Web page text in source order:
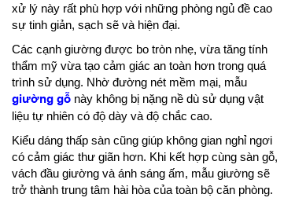
xử lý này rất phù hợp với những phòng ngủ đề cao
sự tinh giản, sạch sẽ và hiện đại.
Các cạnh giường được bo tròn nhẹ, vừa tăng tính
thẩm mỹ vừa tạo cảm giác an toàn hơn trong quá
trình sử dụng. Nhờ đường nét mềm mại, mẫu
giường gỗ này không bị nặng nề dù sử dụng vật
liệu tự nhiên có độ dày và độ chắc cao.
Kiểu dáng thấp sàn cũng giúp không gian nghỉ ngơi
có cảm giác thư giãn hơn. Khi kết hợp cùng sàn gỗ,
vách đầu giường và ánh sáng ấm, mẫu giường sẽ
trở thành trung tâm hài hòa của toàn bộ căn phòng.